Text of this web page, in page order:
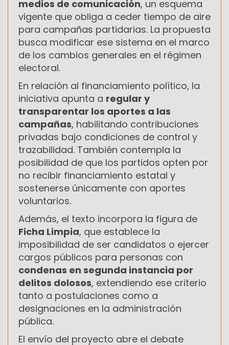
medios de comunicación, un esquema
vigente que obliga a ceder tiempo de aire
para campañas partidarias. La propuesta
busca modificar ese sistema en el marco
de los cambios generales en el régimen
electoral.
En relación al financiamiento político, la
iniciativa apunta a regular y
transparentar los aportes a las
campañas, habilitando contribuciones
privadas bajo condiciones de control y
trazabilidad. También contempla la
posibilidad de que los partidos opten por
no recibir financiamiento estatal y
sostenerse únicamente con aportes
voluntarios.
Además, el texto incorpora la figura de
Ficha Limpia, que establece la
imposibilidad de ser candidatos o ejercer
cargos públicos para personas con
condenas en segunda instancia por
delitos dolosos, extendiendo ese criterio
tanto a postulaciones como a
designaciones en la administración
pública.
El envío del proyecto abre el debate